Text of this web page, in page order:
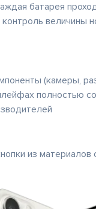
батарея
величины
(камеры,
полностью
из материалов